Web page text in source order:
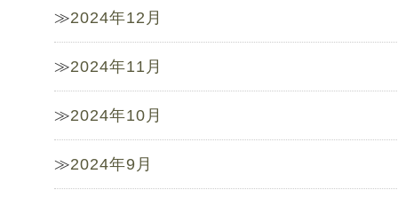
2024年12月
2024年11月
2024年10月
2024年9月